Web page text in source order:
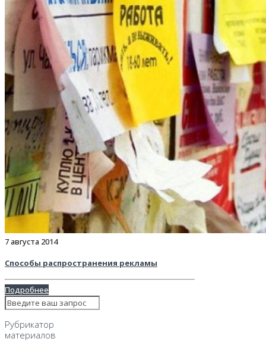
7 августа 2014
Способы распространения рекламы
Подробнее
Рубрикатор
материалов